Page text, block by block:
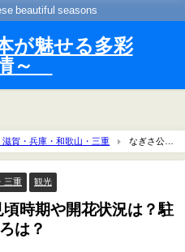
beautiful seasons
が魅せる多彩
～
賀・兵庫・和歌山・三重
なぎさ公園
アクセスや見どころは？
三重 観光
時期や開花状況は？駐
は？